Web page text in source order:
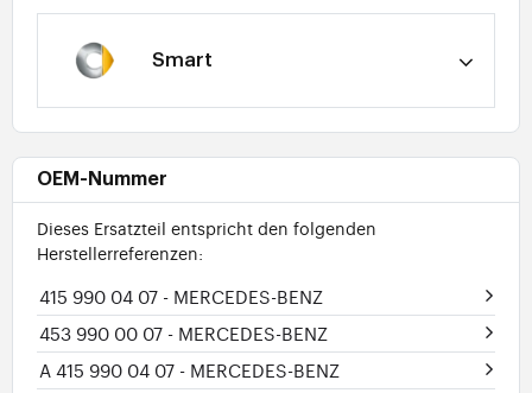
Smart
OEM-Nummer
Dieses Ersatzteil entspricht den folgenden
Herstellerreferenzen:
415 990 04 07 - MERCEDES-BENZ
453 990 00 07 - MERCEDES-BENZ
A 415 990 04 07 - MERCEDES-BENZ